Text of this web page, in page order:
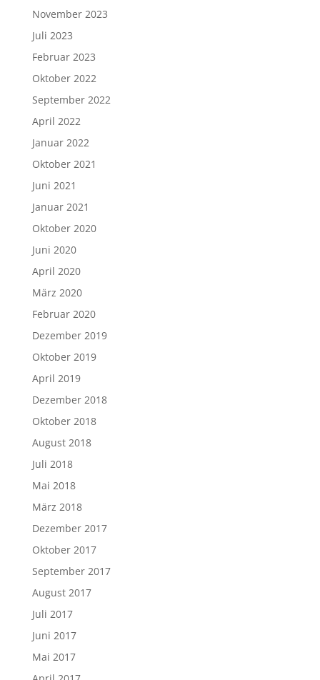
November 2023
Juli 2023
Februar 2023
Oktober 2022
September 2022
April 2022
Januar 2022
Oktober 2021
Juni 2021
Januar 2021
Oktober 2020
Juni 2020
April 2020
März 2020
Februar 2020
Dezember 2019
Oktober 2019
April 2019
Dezember 2018
Oktober 2018
August 2018
Juli 2018
Mai 2018
März 2018
Dezember 2017
Oktober 2017
September 2017
August 2017
Juli 2017
Juni 2017
Mai 2017